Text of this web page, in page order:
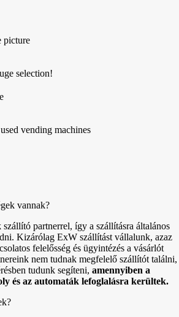
selection!
vending machines
vannak?
partnerrel, így a szállításra általános
Kizárólag ExW szállítást vállalunk, azaz
felelősség és ügyintézés a vásárlót
nem tudnak megfelelő szállítót találni,
tudunk segíteni, amennyiben a
és az automaták lefoglalásra kerültek.